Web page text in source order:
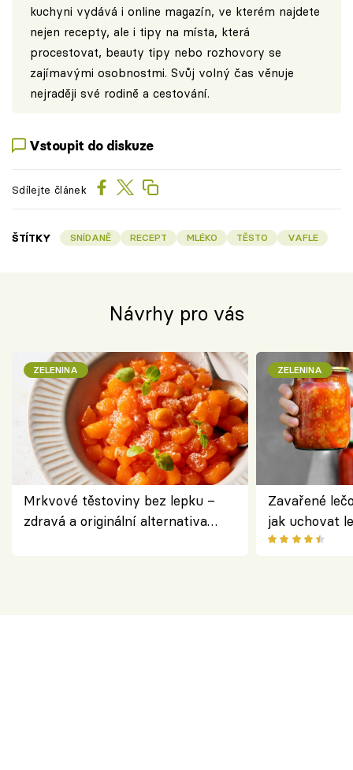
kuchyni vydává i online magazín, ve kterém najdete
nejen recepty, ale i tipy na místa, která
procestovat, beauty tipy nebo rozhovory se
zajímavými osobnostmi. Svůj volný čas věnuje
nejraději své rodině a cestování.
Vstoupit do diskuze
Sdílejte článek
ŠTÍTKY SNÍDANĚ RECEPT MLÉKO TĚSTO VAFLE
Návrhy pro vás
ZELENINA
Mrkvové těstoviny bez lepku –
zdravá a originální alternativa
ZELENINA
Zavařené
jak uchovat